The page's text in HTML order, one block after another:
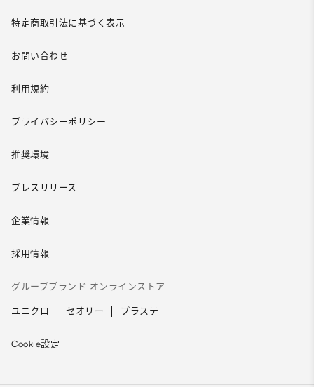
特定商取引法に基づく表示
お問い合わせ
利用規約
プライバシーポリシー
推奨環境
プレスリリース
企業情報
採用情報
グループブランド オンラインストア
ユニクロ セオリー プラステ
Cookie設定